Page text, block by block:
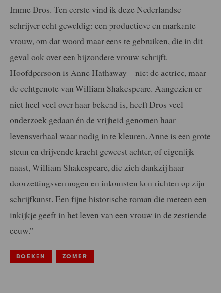
Imme Dros. Ten eerste vind ik deze Nederlandse
schrijver echt geweldig: een productieve en markante
vrouw, om dat woord maar eens te gebruiken, die in dit
geval ook over een bijzondere vrouw schrijft.
Hoofdpersoon is Anne Hathaway – niet de actrice, maar
de echtgenote van William Shakespeare. Aangezien er
niet heel veel over haar bekend is, heeft Dros veel
onderzoek gedaan én de vrijheid genomen haar
levensverhaal waar nodig in te kleuren. Anne is een grote
steun en drijvende kracht geweest achter, of eigenlijk
naast, William Shakespeare, die zich dankzij haar
doorzettingsvermogen en inkomsten kon richten op zijn
schrijfkunst. Een fijne historische roman die meteen een
inkijkje geeft in het leven van een vrouw in de zestiende
eeuw.”
BOEKEN ZOMER